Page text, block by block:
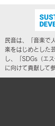
民音は、「音楽で
楽をはじめとした
し、「SDGs（エ
に向けて貢献して参